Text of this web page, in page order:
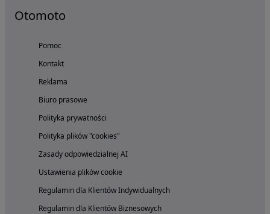
Otomoto
Pomoc
Kontakt
Reklama
Biuro prasowe
Polityka prywatności
Polityka plików "cookies"
Zasady odpowiedzialnej AI
Ustawienia plików cookie
Regulamin dla Klientów Indywidualnych
Regulamin dla Klientów Biznesowych